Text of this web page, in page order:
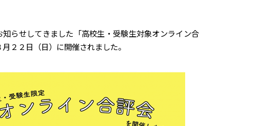
知らせしてきました「高校生・受験生対象オンライン合
２２日（日）に開催されました。